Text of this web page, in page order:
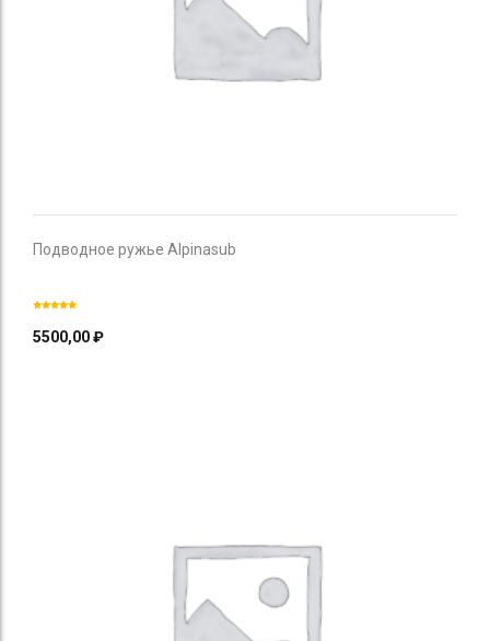
Подводное ружье Alpinasub
5500,00₽